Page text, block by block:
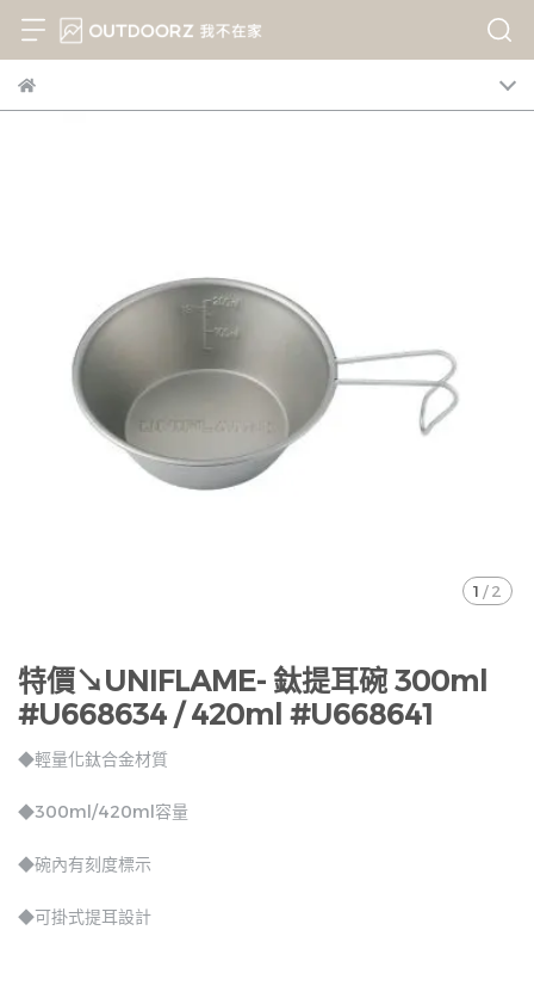
1 / 2
特價↘UNIFLAME- 鈦提耳碗 300ml
#U668634 / 420ml #U668641
◆輕量化鈦合金材質
◆300ml/420ml容量
◆碗內有刻度標示
◆可掛式提耳設計